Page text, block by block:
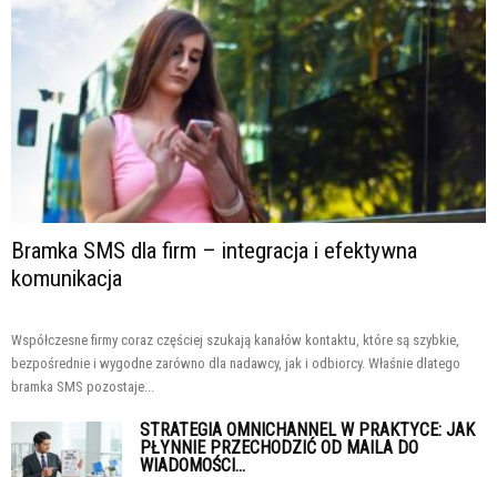
Bramka SMS dla firm – integracja i efektywna
komunikacja
Współczesne firmy coraz częściej szukają kanałów kontaktu, które są szybkie,
bezpośrednie i wygodne zarówno dla nadawcy, jak i odbiorcy. Właśnie dlatego
bramka SMS pozostaje...
STRATEGIA OMNICHANNEL W PRAKTYCE: JAK
PŁYNNIE PRZECHODZIĆ OD MAILA DO
WIADOMOŚCI...